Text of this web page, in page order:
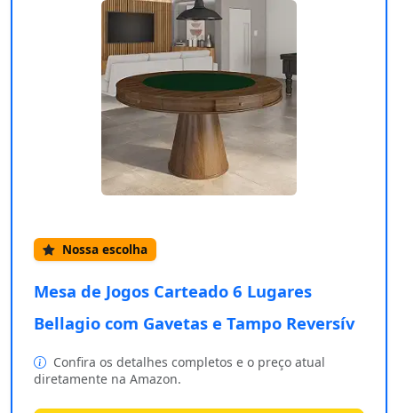
Nossa escolha
Mesa de Jogos Carteado 6 Lugares
Bellagio com Gavetas e Tampo Reversív
Confira os detalhes completos e o preço atual
diretamente na Amazon.